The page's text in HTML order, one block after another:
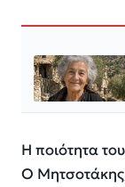
Η ποιότητα
Ο